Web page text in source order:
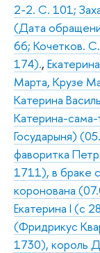
2-2. С. 101;
(Дата
66; Кочетков.
174).,
Марта, Крузе
Катерина
Катерина-
Государыня)
фаворитка
1711), в браке
коронована
Екатерина I (с
(Фридрикус
1730), король